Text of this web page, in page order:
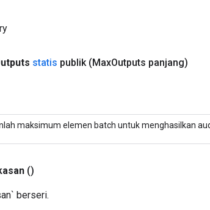
statis publik (MaxOutputs panjang)
maksimum elemen batch untuk menghasilkan
()
berseri.